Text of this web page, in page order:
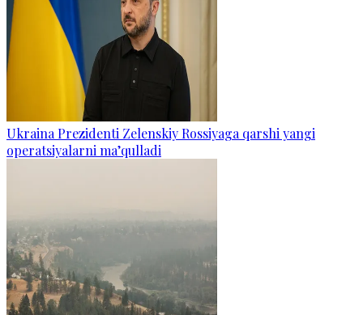
Ukraina Prezidenti Zelenskiy Rossiyaga qarshi yangi
operatsiyalarni ma’qulladi